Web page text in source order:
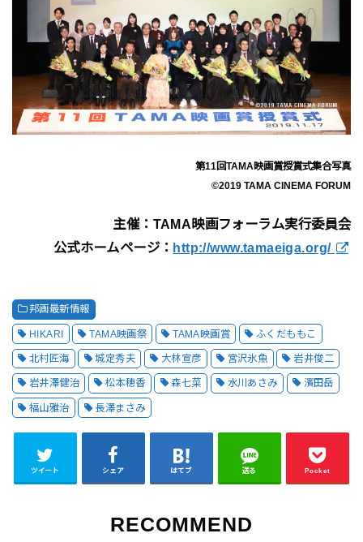
第11回TAMA映画賞授賞式集合写真
©2019 TAMA CINEMA FORUM
主催：TAMA映画フォーラム実行委員会
公式ホームページ： http://www.tamaeiga.org/
邦画最新情報
HIKARI TAMA映画祭 TAMA映画賞 ふくだももこ
北村匠海 城定秀夫 大林宣彦 宮沢氷魚 岩井俊二
岩井澤健治 松本穂香 森七菜 水川あさみ 濱田岳
福山雅治 長澤まさみ
ツイート シェア はてブ 送る Pocket
RECOMMEND